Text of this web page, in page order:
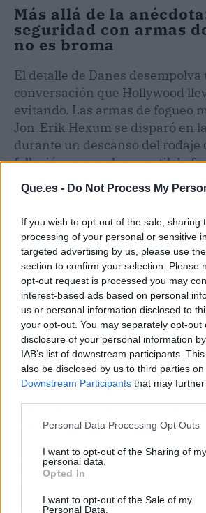
Que.es - Do Not Process My
If you wish to opt-out of the sale, sharing
processing of your personal or sensitive
targeted advertising by us, please use
section to confirm your selection. Please
opt-out request is processed you may
interest-based ads based on personal
us or personal information disclosed to
your opt-out. You may separately opt-out
disclosure of your personal information
IAB’s list of downstream participants.
also be disclosed by us to third parties on
Downstream Participants that may
Personal Data Processing Opt Outs
I want to opt-out of the Sharing of my
personal data.
Opted In
I want to opt-out of the Sale of my
Personal Data.
Más allá de la
seguridad con armas
no es broma
El detalle de Danes desempolva
conversación que Hollywood
evitando. Las armas de fogueo
Jon-Erik Hexum se disparó en
durante un descanso del rodaje
falleció porque el proyectil de
el cráneo. En 1993, Brandon
cuervopor una bala alojada en
salió disparada con la fuerza de
real. LaRustno fue un
enésimo aviso de que las
con armas de atrezzo se toman
que ocurre una desgracia.
Lo que DiCaprio hizo aquel día,
sin drama, fue aplicar el
cualquier armero suscribiría:
nada que no quieras destruir. Y
cuente ahora, después de
repite la historia, da a su
inesperado.
No es solo una anécdota bonita:
de seguridad laboral que
en todos los estudios. Y el hecho